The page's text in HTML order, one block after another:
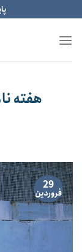
to
content
هفته
29
فروردین